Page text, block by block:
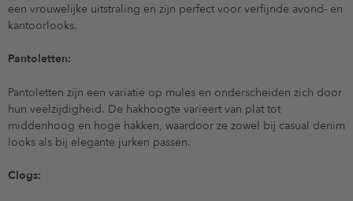
een vrouwelijke uitstraling en zijn perfect voor verfijnde avond- en
kantoorlooks.
Pantoletten:
Pantoletten zijn een variatie op mules en onderscheiden zich door
hun veelzijdigheid. De hakhoogte varieert van plat tot
middenhoog en hoge hakken, waardoor ze zowel bij casual denim
looks als bij elegante jurken passen.
Clogs: